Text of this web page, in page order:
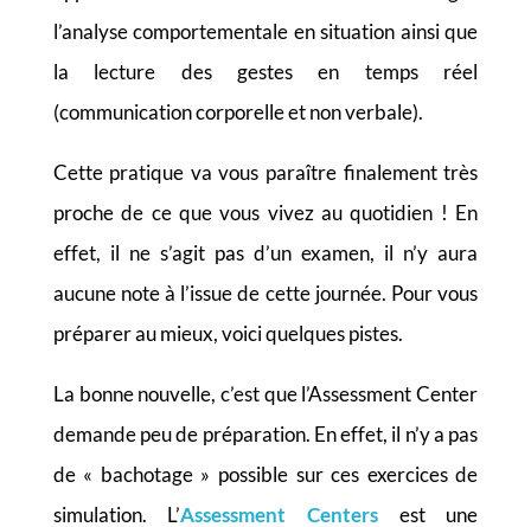
l’analyse comportementale en situation ainsi que
la lecture des gestes en temps réel
(communication corporelle et non verbale).
Cette pratique va vous paraître finalement très
proche de ce que vous vivez au quotidien ! En
effet, il ne s’agit pas d’un examen, il n’y aura
aucune note à l’issue de cette journée. Pour vous
préparer au mieux, voici quelques pistes.
La bonne nouvelle, c’est que l’Assessment Center
demande peu de préparation. En effet, il n’y a pas
de « bachotage » possible sur ces exercices de
simulation. L’Assessment Centers est une